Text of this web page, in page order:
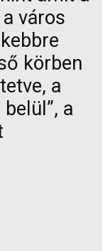
város
körben
a
a